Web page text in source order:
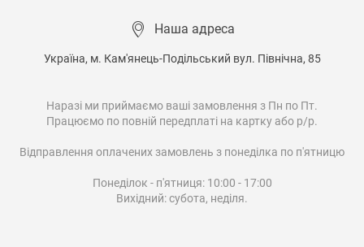
Наша адреса
Україна, м. Кам'янець-Подільський вул. Північна, 85
Наразі ми приймаємо ваші замовлення з Пн по Пт.
Працюємо по повній передплаті на картку або р/р.
Відправлення оплачених замовлень з понеділка по п'ятницю
Понеділок - п'ятниця: 10:00 - 17:00
Вихідний: субота, неділя.